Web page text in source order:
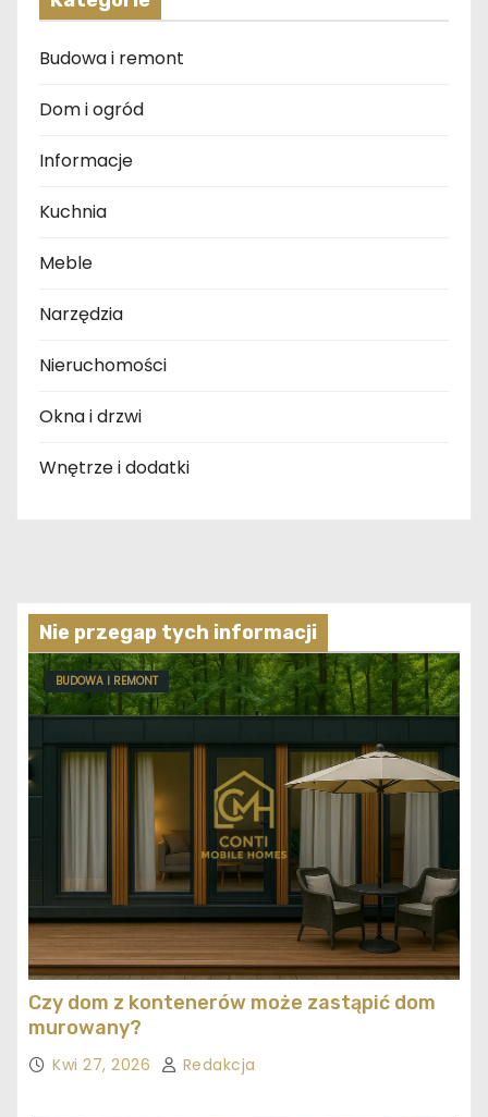
Budowa i remont
Dom i ogród
Informacje
Kuchnia
Meble
Narzędzia
Nieruchomości
Okna i drzwi
Wnętrze i dodatki
Nie przegap tych informacji
BUDOWA I REMONT
Czy dom z kontenerów może zastąpić dom
murowany?
Kwi 27, 2026 Redakcja